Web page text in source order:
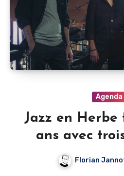
Agenda
Jazz en Herbe
ans avec
Florian